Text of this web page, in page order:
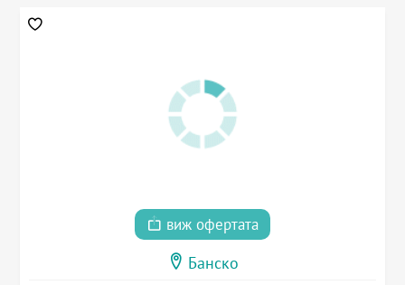
виж офертата
Банско